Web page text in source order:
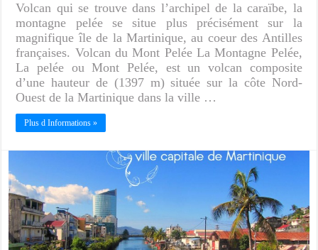
Volcan qui se trouve dans l’archipel de la caraïbe, la
montagne pelée se situe plus précisément sur la
magnifique île de la Martinique, au coeur des Antilles
françaises. Volcan du Mont Pelée La Montagne Pelée,
La pelée ou Mont Pelée, est un volcan composite
d’une hauteur de (1397 m) située sur la côte Nord-
Ouest de la Martinique dans la ville …
Plus d Informations »